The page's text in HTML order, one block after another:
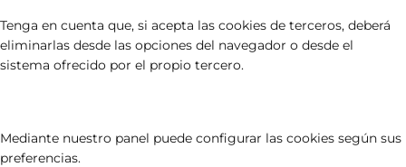
Tenga en cuenta que, si acepta las cookies de terceros, deberá
eliminarlas desde las opciones del navegador o desde el
sistema ofrecido por el propio tercero.
Mediante nuestro panel puede configurar las cookies según sus
preferencias.